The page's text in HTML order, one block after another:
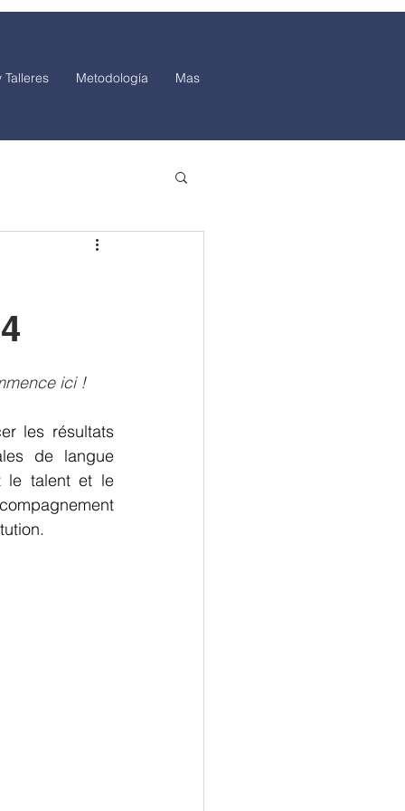
Talleres Metodología Mas
ici !
les résultats
de langue
le talent et le